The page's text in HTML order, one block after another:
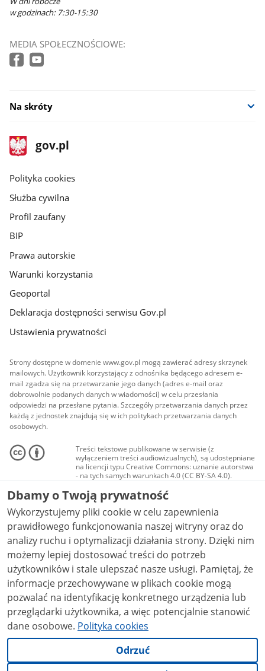
w godzinach: 7:30-15:30
MEDIA SPOŁECZNOŚCIOWE:
Na skróty
stopka
gov.pl
Strona
gov.pl
gov.pl
Polityka cookies
Służba cywilna
Profil zaufany
BIP
Prawa autorskie
Warunki korzystania
Geoportal
Deklaracja dostępności serwisu Gov.pl
Ustawienia prywatności
Strony dostępne w domenie www.gov.pl mogą zawierać adresy skrzynek
mailowych. Użytkownik korzystający z odnośnika będącego adresem e-
mail zgadza się na przetwarzanie jego danych (adres e-mail oraz
dobrowolnie podanych danych w wiadomości) w celu przesłania
odpowiedzi na przesłane pytania. Szczegóły przetwarzania danych przez
każdą z jednostek znajdują się w ich politykach przetwarzania danych
osobowych.
Treści tekstowe publikowane w serwisie (z
wyłączeniem treści audiowizualnych), są udostępniane
na licencji typu Creative Commons: uznanie autorstwa
- na tych samych warunkach 4.0 (CC BY-SA 4.0).
Materiały audiowizualne, w tym zdjęcia, materiały
audio i wideo, są udostępniane na licencji typu
Creative Commons: uznanie autorstwa użycie
niekomercyjne - bez utworów zależnych 4.0 (CC BY-
NC-ND 4.0), o ile nie jest to stwierdzone inaczej.
Dbamy o Twoją prywatność
Wykorzystujemy pliki cookie w celu zapewnienia
prawidłowego funkcjonowania naszej witryny oraz do
analizy ruchu i optymalizacji działania strony. Dzięki nim
możemy lepiej dostosować treści do potrzeb
użytkowników i stale ulepszać nasze usługi. Pamiętaj, że
informacje przechowywane w plikach cookie mogą
pozwalać na identyfikację konkretnego urządzenia lub
przeglądarki użytkownika, a więc potencjalnie stanowić
dane osobowe. Polityka cookies
Odrzuć